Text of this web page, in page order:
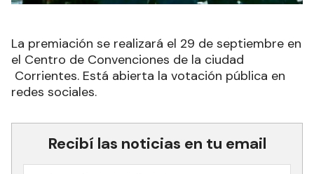
La premiación se realizará el 29 de septiembre en
el Centro de Convenciones de la ciudad
Corrientes. Está abierta la votación pública en
redes sociales.
Recibí las noticias en tu email